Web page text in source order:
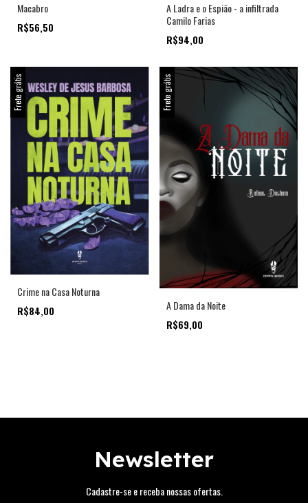
Macabro
R$56,50
A Ladra e o Espião - a infiltrada
Camilo Farias
R$94,00
Frete grátis
Crime na Casa Noturna
R$84,00
Frete grátis
A Dama da Noite
R$69,00
Newsletter
Cadastre-se e receba nossas ofertas.